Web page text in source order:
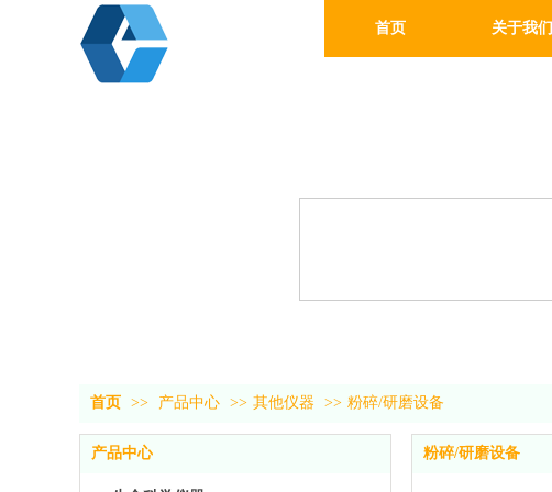
首页 关于我们
首页 >> 产品中心 >> 其他仪器 >> 粉碎/研磨设备
产品中心 粉碎/研磨设备